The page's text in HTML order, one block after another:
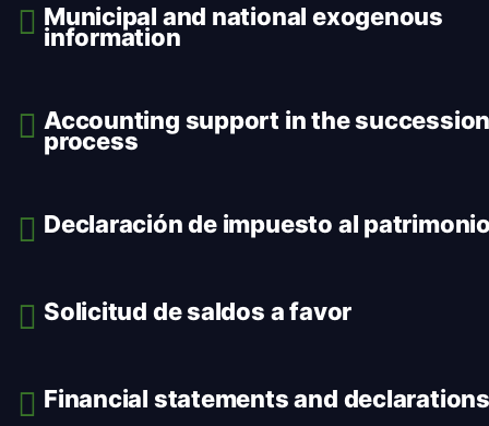
Municipal and national exogenous
information
Accounting support in the
process
Declaración de impuesto al
Solicitud de saldos a favor
Financial statements and declarations